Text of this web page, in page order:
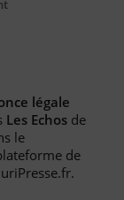
Légales
légale
Les Echosde
le
de